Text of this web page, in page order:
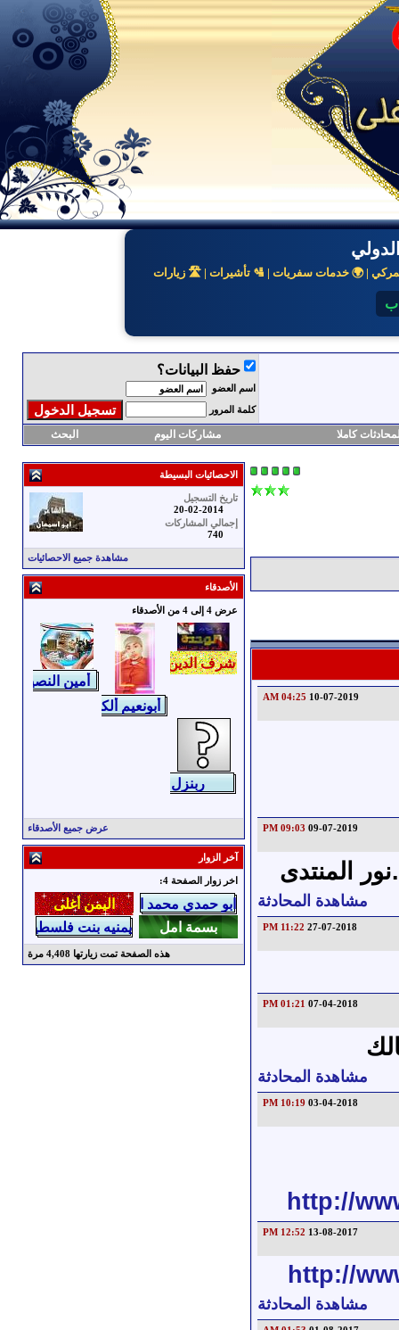
| 🌍 خدمات سفريات | 🛂 تأشيرات | 🛣️ زيارات
حفظ البيانات؟
اسم العضو
كلمة المرور
كاملا مشاركات اليوم البحث
10-07-2019
04:25 AM
09-07-2019
09:03 PM
المنتدى
مشاهدة المحادثة
27-07-2018
11:22 PM
07-04-2018
01:21 PM
مشاهدة المحادثة
03-04-2018
10:19 PM
http://
13-08-2017
12:52 PM
http://
مشاهدة المحادثة
الاحصائيات البسيطة
تاريخ التسجيل
20-02-2014
إجمالي المشاركات
740
مشاهدة جميع الاحصائيات
الأصدقاء
عرض 4 إلى 4 من الأصدقاء
عرض جميع الأصدقاء
آخر الزوار
اخر زوار الصفحة 4:
هذه الصفحة تمت زيارتها 4,408 مرة